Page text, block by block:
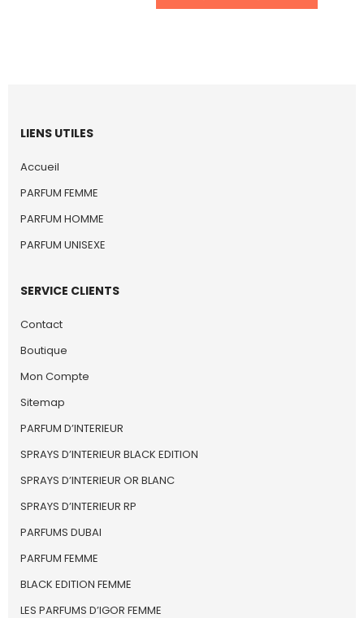
LIENS UTILES
Accueil
PARFUM FEMME
PARFUM HOMME
PARFUM UNISEXE
SERVICE CLIENTS
Contact
Boutique
Mon Compte
Sitemap
PARFUM D’INTERIEUR
SPRAYS D’INTERIEUR BLACK EDITION
SPRAYS D’INTERIEUR OR BLANC
SPRAYS D’INTERIEUR RP
PARFUMS DUBAI
PARFUM FEMME
BLACK EDITION FEMME
LES PARFUMS D’IGOR FEMME